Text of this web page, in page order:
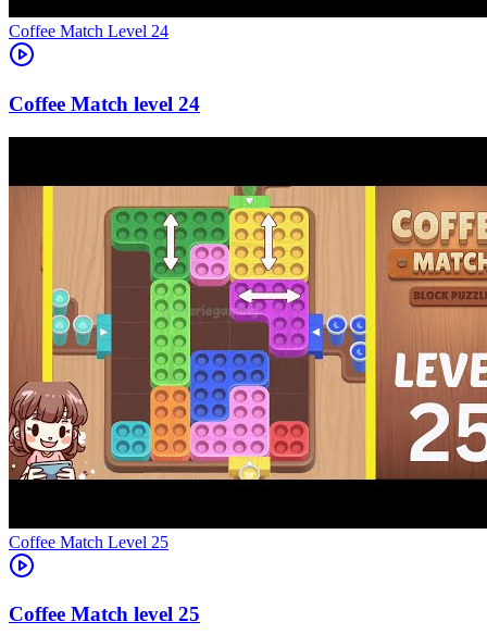
Level 24
24
Level 25
25